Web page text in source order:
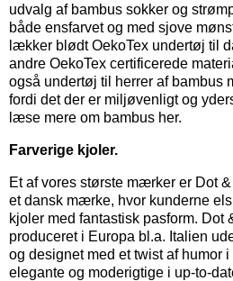
udvalg af bambus sokker og
både ensfarvet og med sjove
lækker blødt OekoTex undertøj til
andre OekoTex certificerede
også undertøj til herrer af bambus
fordi det der er miljøvenligt og
læse mere om bambus her.
Farverige kjoler.
Et af vores største mærker er Dot
et dansk mærke, hvor kunderne
kjoler med fantastisk pasform. Dot
produceret i Europa bl.a. Italien
og designet med et twist af humor
elegante og moderigtige i up-to-